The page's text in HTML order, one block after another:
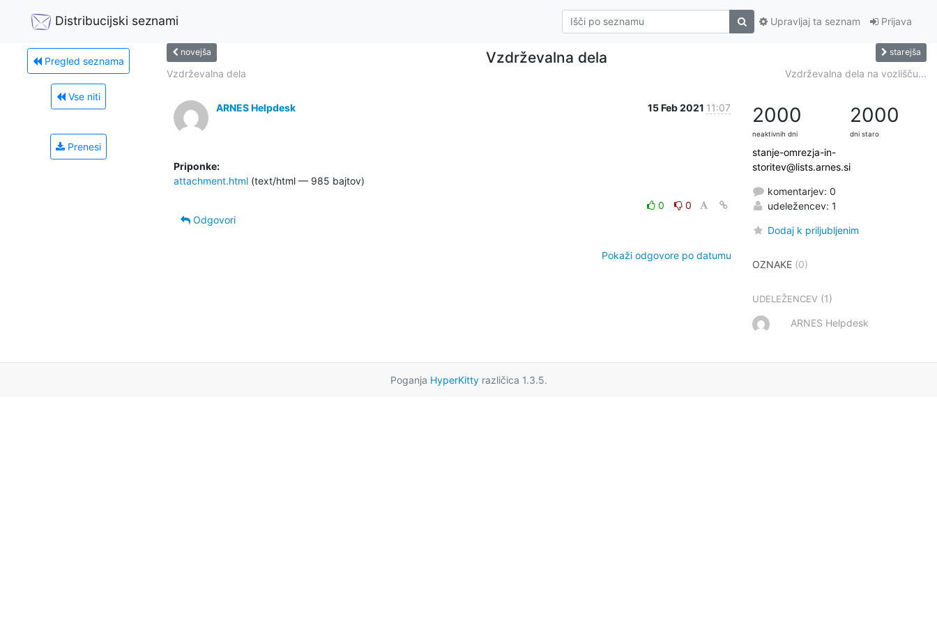
Distribucijski seznami Prijava
Upravljaj ta seznam
Pregled seznama
Vse niti
Prenesi
novejša Vzdrževalna dela starejša
Vzdrževalna dela Vzdrževalna dela na vozlišču...
ARNES Helpdesk 15 Feb 2021 11:07
Priponke:
attachment.html (text/html — 985 bajtov)
0
0
Odgovori
Pokaži odgovore po datumu
2000
neaktivnih dni
2000
dni staro
stanje-omrezja-in-
storitev@lists.arnes.si
komentarjev: 0
udeležencev: 1
Dodaj k priljubljenim
OZNAKE(0)
UDELEŽENCEV (1)
ARNES Helpdesk
Poganja HyperKittyrazličica 1.3.5.